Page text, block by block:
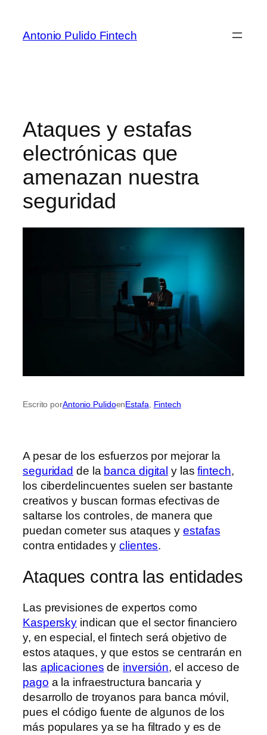
Antonio Pulido Fintech
Ataques y estafas
electrónicas que
amenazan nuestra
seguridad
Escrito porAntonio PulidoenEstafa Fintech
A pesar de los esfuerzos por mejorar la
seguridad de la banca digital y lasfintech,
los ciberdelincuentes suelen ser bastante
creativos y buscan formas efectivas de
saltarse los controles, de manera que
puedan cometer sus ataques yestafas
contra entidades yclientes.
Ataques contra las entidades
Las previsiones de expertos como
Kaspersky indican que el sector financiero
y, en especial, el fintech será objetivo de
estos ataques, y que estos se centrarán en
las aplicaciones de inversión, el acceso de
pago a la infraestructura bancaria y
desarrollo de troyanos para banca móvil,
pues el código fuente de algunos de los
más populares ya se ha filtrado y es de